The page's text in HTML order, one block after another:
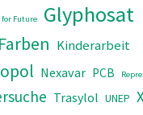
for Future Glyphosat
Kinderarbeit
Nexavar PCB
Trasylol UNEP